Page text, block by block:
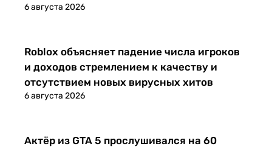
6 августа 2026
Новости
6 августа 2026
Roblox объясняет падение числа игроков
и доходов стремлением к качеству и
отсутствием новых вирусных хитов
Новости
Актёр из GTA 5 прослушивался на 60